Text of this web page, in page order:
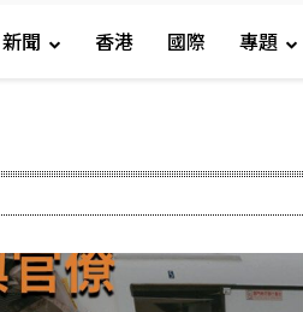
新聞 香港 國際 專題